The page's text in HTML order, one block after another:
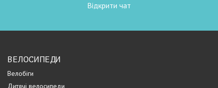
Відкрити чат
ВЕЛОСИПЕДИ
Велобіги
Дитячі велосипеди